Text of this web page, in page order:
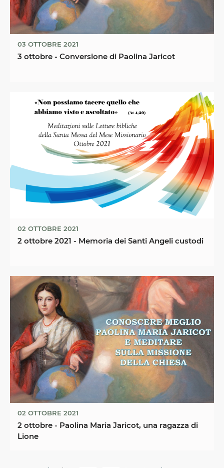
03 OTTOBRE 2021
3 ottobre - Conversione di Paolina Jaricot
02 OTTOBRE 2021
2 ottobre 2021 - Memoria dei Santi Angeli custodi
02 OTTOBRE 2021
2 ottobre - Paolina Maria Jaricot, una ragazza di
Lione